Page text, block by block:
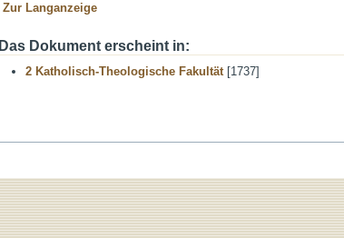
Zur Langanzeige
Das Dokument erscheint in:
2 Katholisch-Theologische Fakultät[1737]